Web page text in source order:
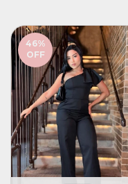
46%
OFF